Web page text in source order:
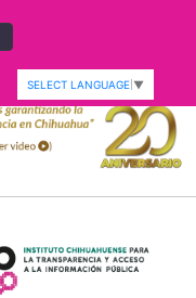
SELECT LANGUAGE ▼